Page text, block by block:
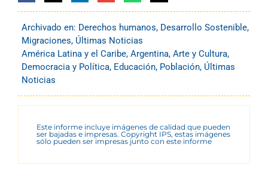
Archivado en: Derechos humanos, Desarrollo Sostenible,
Migraciones, Últimas Noticias
América Latina y el Caribe, Argentina, Arte y Cultura,
Democracia y Política, Educación, Población, Últimas
Noticias
Este informe incluye imágenes de calidad que pueden
ser bajadas e impresas. Copyright IPS, estas imágenes
sólo pueden ser impresas junto con este informe